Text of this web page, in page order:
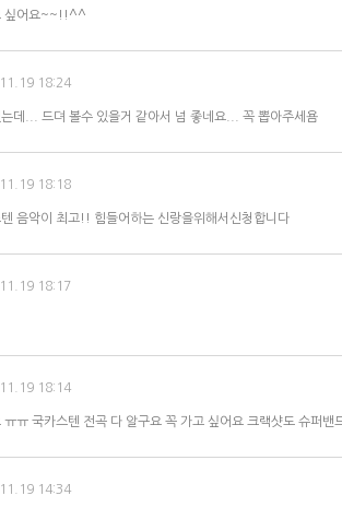
싶어요~~!!^^
18:24
데... 드뎌 볼수 있을거 같아서 넘 좋네요... 꼭 뽑아주세욤
18:18
음악이 최고!! 힘들어하는 신랑을위해서신청합니다
18:17
18:14
ㅠㅠ 국카스텐 전곡 다 알구요 꼭 가고 싶어요 크랙샷도 슈퍼
14:34